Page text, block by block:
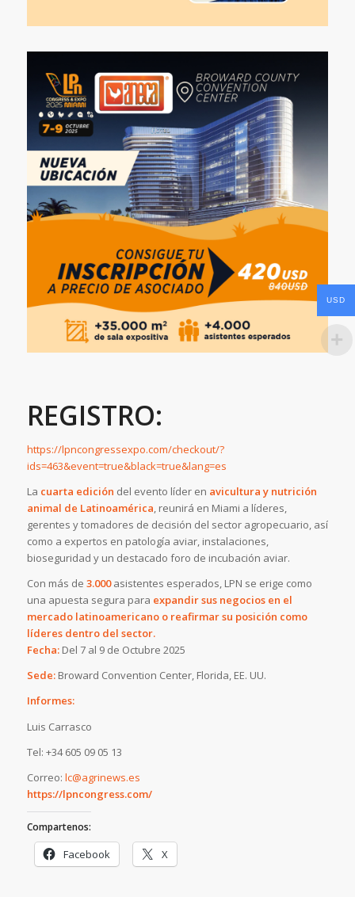
REGISTRO:
https://lpncongressexpo.com/checkout/?
ids=463&event=true&black=true&lang=es
La cuarta edición del evento líder en avicultura y nutrición
animal de Latinoamérica, reunirá en Miami a líderes,
gerentes y tomadores de decisión del sector agropecuario, así
como a expertos en patología aviar, instalaciones,
bioseguridad y un destacado foro de incubación aviar.
Con más de 3.000asistentes esperados, LPN se erige como
una apuesta segura para expandir sus negocios en el
mercado latinoamericano o reafirmar su posición como
líderes dentro del sector.
Fecha:Del 7 al 9 de Octubre 2025
Sede:Broward Convention Center, Florida, EE. UU.
Informes:
Luis Carrasco
Tel: +34 605 09 05 13
Correo: lc@agrinews.es
https://lpncongress.com/
Compartenos:
Facebook X
USD